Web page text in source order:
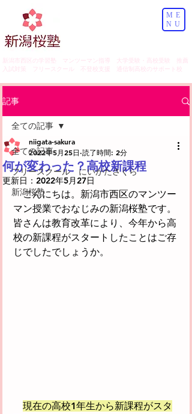
​新潟市西区の学習塾 マンツーマン指導 大学受験・高校受験 推薦
入試対策 フリースクール 不登校支援 通信制高校のサポート校
ME
NU
記事
全ての記事
フリースクール にいがたさくら
新潟桜塾
全ての記事
何が変わった？高校新課程
niigata-sakura
2022年5月25日 読了時間: 2分
更新日： 2022年5月27日
こんにちは。新潟市西区のマンツー
マン授業でおなじみの新潟桜塾です。
皆さんは教育改革により、今年から高
校の新課程がスタートしたことはご存
じでしたでしょうか。
現在の高校1年生から新課程がスタ